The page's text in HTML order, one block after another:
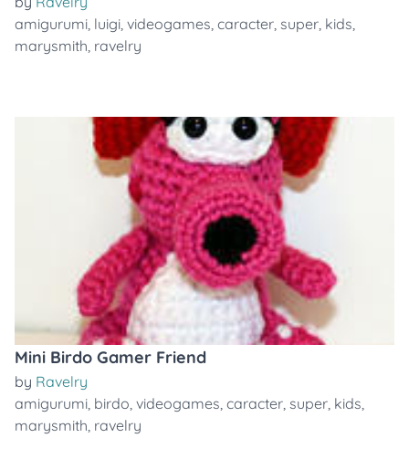
amigurumi, luigi, videogames, caracter, super, kids,
marysmith, ravelry
Mini Birdo Gamer Friend
by Ravelry
amigurumi, birdo, videogames, caracter, super, kids,
marysmith, ravelry